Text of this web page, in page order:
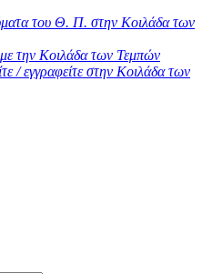
του Θ. Π. στην Κοιλάδα των
την Κοιλάδα των Τεμπών
/ εγγραφείτε στην Κοιλάδα των